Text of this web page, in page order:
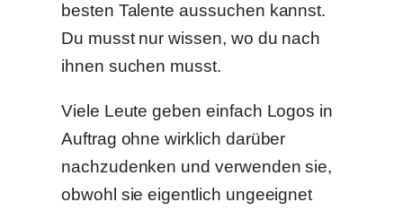
besten Talente aussuchen kannst.
Du musst nur wissen, wo du nach
ihnen suchen musst.
Viele Leute geben einfach Logos in
Auftrag ohne wirklich darüber
nachzudenken und verwenden sie,
obwohl sie eigentlich ungeeignet